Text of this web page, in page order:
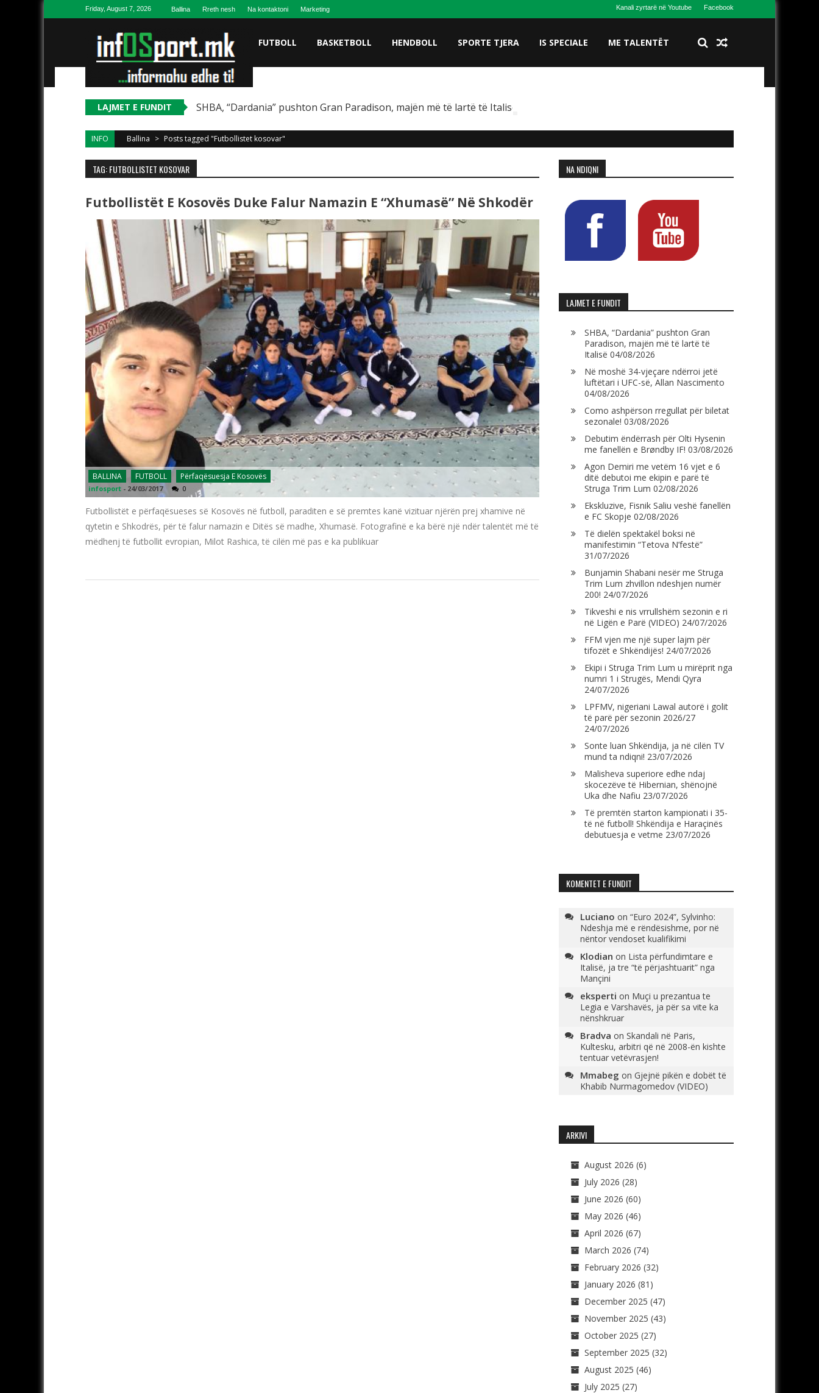
Skip to contentFriday, August 7, 2026 Ballina Rreth nesh Na kontaktoni Marketing Kanali zyrtarë në Youtube Facebook
FUTBOLL BASKETBOLL HENDBOLL SPORTE TJERA IS SPECIALE ME TALENTËT
LAJMET E FUNDIT SHBA, “Dardania” pushton Gran Paradison, majën më të lartë të Italisë
INFO Ballina > Posts tagged "Futbollistet kosovar"
TAG: FUTBOLLISTET KOSOVAR
Futbollistët E Kosovës Duke Falur Namazin E “Xhumasë” Në Shkodër
BALLINA FUTBOLL Përfaqësuesja E Kosovës
infosport - 24/03/2017 0
Futbollistët e përfaqësueses së Kosovës në futboll, paraditen e së premtes kanë vizituar njërën prej xhamive në
qytetin e Shkodrës, për të falur namazin e Ditës së madhe, Xhumasë. Fotografinë e ka bërë një ndër talentët më të
mëdhenj të futbollit evropian, Milot Rashica, të cilën më pas e ka publikuar
NA NDIQNI
LAJMET E FUNDIT
SHBA, “Dardania” pushton Gran
Paradison, majën më të lartë të
Italisë 04/08/2026
Në moshë 34-vjeçare ndërroi jetë
luftëtari i UFC-së, Allan Nascimento
04/08/2026
Como ashpërson rregullat për biletat
sezonale! 03/08/2026
Debutim ëndërrash për Olti Hysenin
me fanellën e Brøndby IF! 03/08/2026
Agon Demiri me vetëm 16 vjet e 6
ditë debutoi me ekipin e parë të
Struga Trim Lum 02/08/2026
Ekskluzive, Fisnik Saliu veshë fanellën
e FC Skopje 02/08/2026
Të dielën spektakël boksi në
manifestimin “Tetova N’festë”
31/07/2026
Bunjamin Shabani nesër me Struga
Trim Lum zhvillon ndeshjen numër
200! 24/07/2026
Tikveshi e nis vrrullshëm sezonin e ri
në Ligën e Parë (VIDEO) 24/07/2026
FFM vjen me një super lajm për
tifozët e Shkëndijës! 24/07/2026
Ekipi i Struga Trim Lum u mirëprit nga
numri 1 i Strugës, Mendi Qyra
24/07/2026
LPFMV, nigeriani Lawal autorë i golit
të parë për sezonin 2026/27
24/07/2026
Sonte luan Shkëndija, ja në cilën TV
mund ta ndiqni! 23/07/2026
Malisheva superiore edhe ndaj
skocezëve të Hibernian, shënojnë
Uka dhe Nafiu 23/07/2026
Të premtën starton kampionati i 35-
të në futboll! Shkëndija e Haraçinës
debutuesja e vetme 23/07/2026
KOMENTET E FUNDIT
Luciano on “Euro 2024”, Sylvinho:
Ndeshja më e rëndësishme, por në
nëntor vendoset kualifikimi
Klodian on Lista përfundimtare e
Italisë, ja tre “të përjashtuarit” nga
Mançini
eksperti on Muçi u prezantua te
Legia e Varshavës, ja për sa vite ka
nënshkruar
Bradva on Skandali në Paris,
Kultesku, arbitri që në 2008-ën kishte
tentuar vetëvrasjen!
Mmabeg on Gjejnë pikën e dobët të
Khabib Nurmagomedov (VIDEO)
ARKIVI
August 2026 (6)
July 2026 (28)
June 2026 (60)
May 2026 (46)
April 2026 (67)
March 2026 (74)
February 2026 (32)
January 2026 (81)
December 2025 (47)
November 2025 (43)
October 2025 (27)
September 2025 (32)
August 2025 (46)
July 2025 (27)